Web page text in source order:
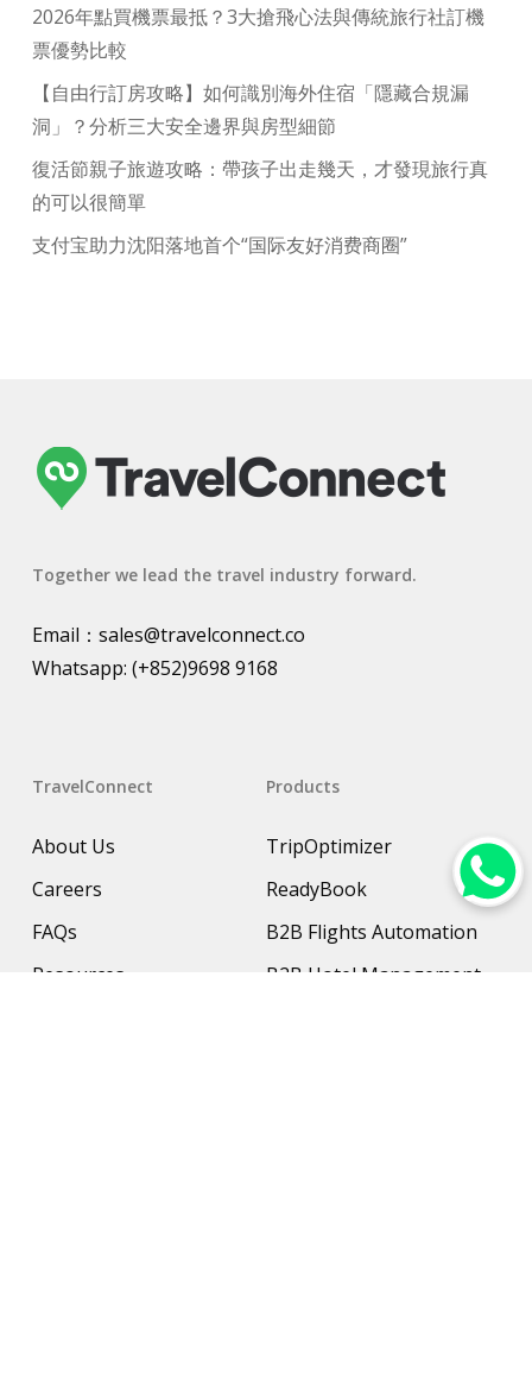
2026年點買機票最抵？3大搶飛心法與傳統旅行社訂機
票優勢比較
【自由行訂房攻略】如何識別海外住宿「隱藏合規漏
洞」？分析三大安全邊界與房型細節
復活節親子旅遊攻略：帶孩子出走幾天，才發現旅行真
的可以很簡單
支付宝助力沈阳落地首个“国际友好消费商圈”
Together we lead the travel industry forward.
Email： sales@travelconnect.co
Whatsapp: (+852)9698 9168
TravelConnect
About Us
Careers
FAQs
Resources
Products
TripOptimizer
ReadyBook
B2B Flights Automation
B2B Hotel Management